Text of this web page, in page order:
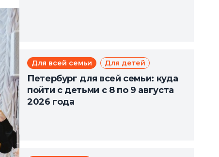
Для всей семьи Для детей
Петербург для всей семьи: куда
пойти с детьми с 8 по 9 августа
2026 года